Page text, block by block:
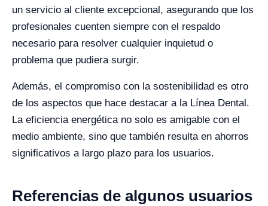
un servicio al cliente excepcional, asegurando que los
profesionales cuenten siempre con el respaldo
necesario para resolver cualquier inquietud o
problema que pudiera surgir.
Además, el compromiso con la sostenibilidad es otro
de los aspectos que hace destacar a la Línea Dental.
La eficiencia energética no solo es amigable con el
medio ambiente, sino que también resulta en ahorros
significativos a largo plazo para los usuarios.
Referencias de algunos usuarios